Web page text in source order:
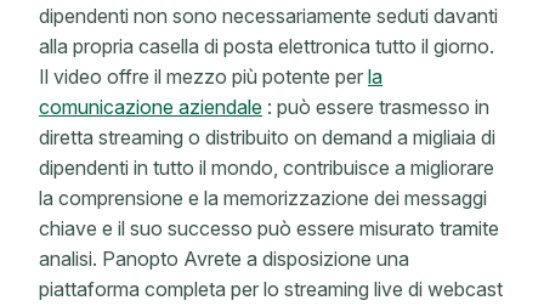
dipendenti non sono necessariamente seduti davanti
alla propria casella di posta elettronica tutto il giorno.
Il video offre il mezzo più potente per la
comunicazione aziendale : può essere trasmesso in
diretta streaming o distribuito on demand a migliaia di
dipendenti in tutto il mondo, contribuisce a migliorare
la comprensione e la memorizzazione dei messaggi
chiave e il suo successo può essere misurato tramite
analisi. Panopto Avrete a disposizione una
piattaforma completa per lo streaming live di webcast